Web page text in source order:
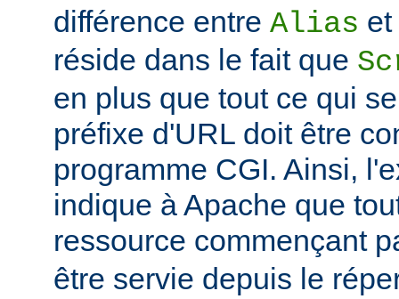
différence entre Alias et
réside dans le fait que
en plus que tout ce qui
préfixe d'URL doit être
programme CGI. Ainsi,
indique à Apache que
ressource commençant
être servie depuis le